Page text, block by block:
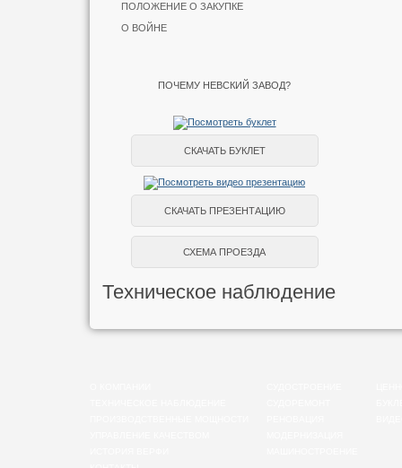
ПОЛОЖЕНИЕ О ЗАКУПКЕ
О ВОЙНЕ
ПОЧЕМУ НЕВСКИЙ ЗАВОД?
СКАЧАТЬ БУКЛЕТ
СКАЧАТЬ ПРЕЗЕНТАЦИЮ
СХЕМА ПРОЕЗДА
Техническое наблюдение